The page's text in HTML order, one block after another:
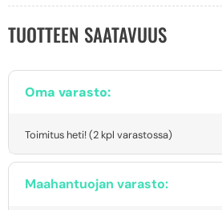
TUOTTEEN SAATAVUUS
Oma varasto:
Toimitus heti! (2 kpl varastossa)
Maahantuojan varasto: